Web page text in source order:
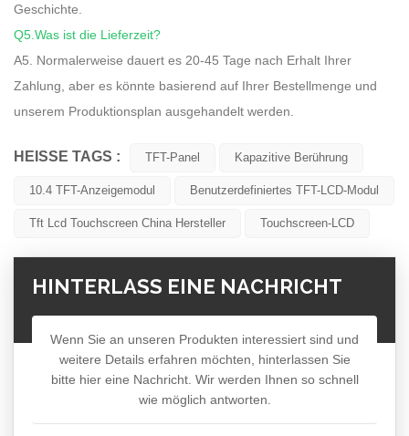
Geschichte.
Q5.Was ist die Lieferzeit?
A5. Normalerweise dauert es 20-45 Tage nach Erhalt Ihrer
Zahlung, aber es könnte basierend auf Ihrer Bestellmenge und
unserem Produktionsplan ausgehandelt werden.
HEISSE TAGS : TFT-Panel Kapazitive Berührung
10.4 TFT-Anzeigemodul Benutzerdefiniertes TFT-LCD-Modul
Tft Lcd Touchscreen China Hersteller Touchscreen-LCD
HINTERLASS EINE NACHRICHT
Wenn Sie an unseren Produkten interessiert sind und
weitere Details erfahren möchten, hinterlassen Sie
bitte hier eine Nachricht. Wir werden Ihnen so schnell
wie möglich antworten.